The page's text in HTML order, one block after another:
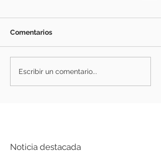
Comentarios
Escribir un comentario...
Noticia destacada